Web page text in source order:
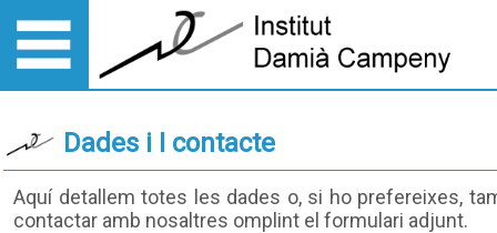
Dades i I contacte
Aquí detallem totes les dades o, si ho prefereixes,
contactar amb nosaltres omplint el formulari adjunt.